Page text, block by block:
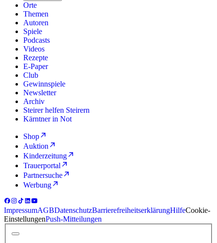
Orte
Themen
Autoren
Spiele
Podcasts
Videos
Rezepte
E-Paper
Club
Gewinnspiele
Newsletter
Archiv
Steirer helfen Steirern
Kärntner in Not
Shop
Auktion
Kinderzeitung
Trauerportal
Partnersuche
Werbung
ImpressumAGBDatenschutzBarrierefreiheitserklärungHilfeCookie-
EinstellungenPush-Mitteilungen